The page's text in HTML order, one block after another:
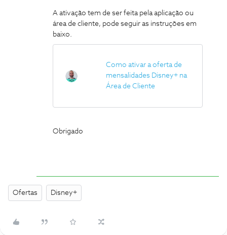
A ativação tem de ser feita pela aplicação ou
área de cliente, pode seguir as instruções em
baixo.
Como ativar a oferta de
mensalidades Disney+ na
Área de Cliente
Obrigado
Ofertas Disney+